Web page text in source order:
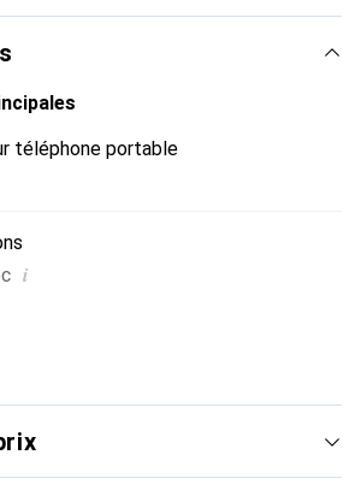
qualité et constitue un choix fiable
téléphone portable
i